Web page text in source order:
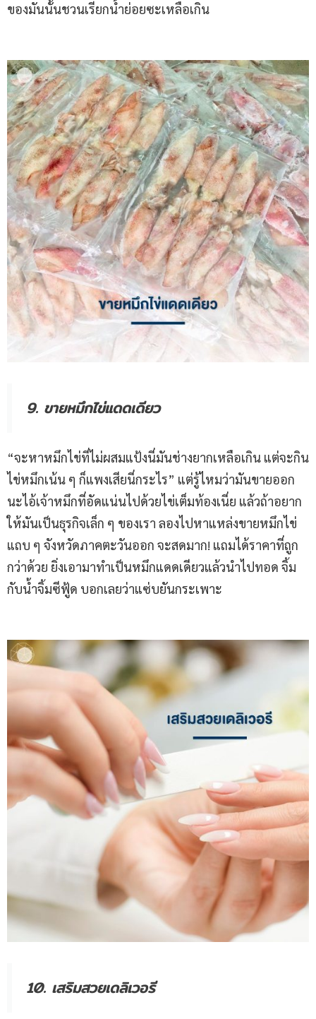
ของมันนั้นชวนเรียกน้ำย่อยซะเหลือเกิน
9. ขายหมึกไข่แดดเดียว
“จะหาหมึกไข่ที่ไม่ผสมแป้งนี่มันช่างยากเหลือเกิน แต่จะกิน
ไข่หมึกเน้น ๆ ก็แพงเสียนี่กระไร” แต่รู้ไหมว่ามันขายออก
นะไอ้เจ้าหมึกที่อัดแน่นไปด้วยไข่เต็มท้องเนี่ย แล้วถ้าอยาก
ให้มันเป็นธุรกิจเล็ก ๆ ของเรา ลองไปหาแหล่งขายหมึกไข่
แถบ ๆ จังหวัดภาคตะวันออก จะสดมาก! แถมได้ราคาที่ถูก
กว่าด้วย ยิ่งเอามาทำเป็นหมึกแดดเดียวแล้วนำไปทอด จิ้ม
กับน้ำจิ้มซีฟู้ด บอกเลยว่าแซ่บยันกระเพาะ
10. เสริมสวยเดลิเวอรี